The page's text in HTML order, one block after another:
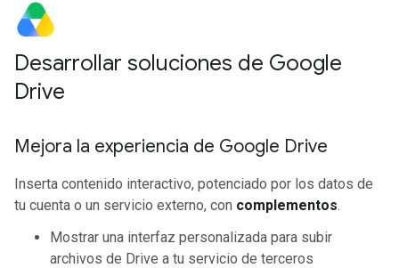
Desarrollar soluciones de Google
Drive
Mejora la experiencia de Google Drive
Inserta contenido interactivo, potenciado por los datos de
tu cuenta o un servicio externo, con complementos.
Mostrar una interfaz personalizada para subir
archivos de Drive a tu servicio de terceros